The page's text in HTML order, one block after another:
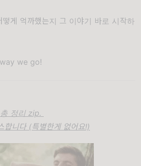
떻게 억까했는지 그 이야기 바로 시작하
we go!
정리 zip.
합니다 (특별한게 없어요!)